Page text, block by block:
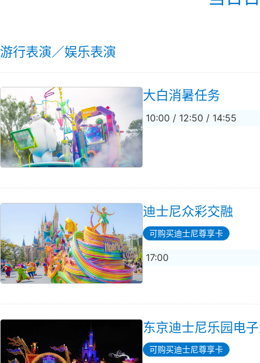
游行表演／娱乐表演
大白消暑任务
10:00 / 12:50 / 14:55
迪士尼众彩交融
可购买迪士尼尊享卡
17:00
东京迪士尼乐园电
可购买迪士尼尊享卡